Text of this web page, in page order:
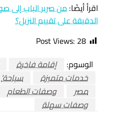
اقرأ أيضًا: من صرير الباب إلى
الدقيقة على تقييم النزيل؟
Post Views: 28
الوسوم:
إقامة فاخرة
خدمات متميزة
سياحة’
مصر
وصفات الطعام
وصفات سهلة